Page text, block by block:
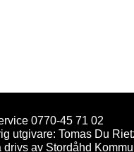
0770-45 71 02
utgivare: Tomas Du
drivs av Stordåhd